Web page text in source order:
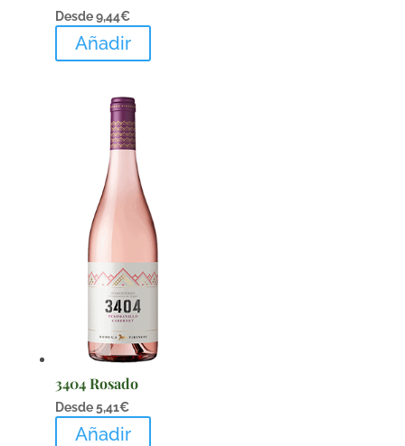
Desde9,44€
Añadir
3404 Rosado
Desde5,41€
Añadir